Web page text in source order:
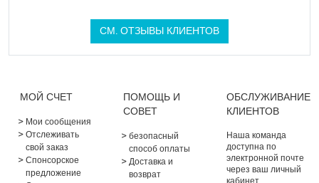
СМ. ОТЗЫВЫ КЛИЕНТОВ
МОЙ СЧЕТ
Мои сообщения
Отслеживать
свой заказ
Спонсорское
предложение
ПОМОЩЬ И
СОВЕТ
безопасный
способ оплаты
Доставка и
возврат
ОБСЛУЖИВАНИЕ
КЛИЕНТОВ
Наша команда
доступна по
электронной почте
через ваш личный
кабинет